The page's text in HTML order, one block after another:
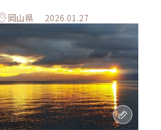
岡山県 2026.01.27